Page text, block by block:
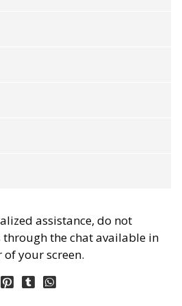
assistance, do not
through the chat available in
your screen.